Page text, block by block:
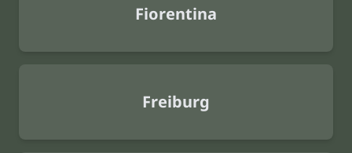
Fiorentina
Freiburg